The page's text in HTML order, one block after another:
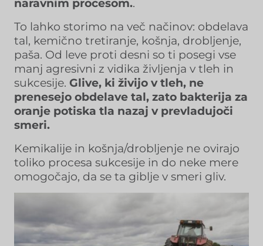
To lahko storimo na več načinov: obdelava
tal, kemično tretiranje, košnja, drobljenje,
paša. Od leve proti desni so ti posegi vse
manj agresivni z vidika življenja v tleh in
sukcesije. Glive, ki živijo v tleh, ne
prenesejo obdelave tal, zato bakterija za
oranje potiska tla nazaj v prevladujoči
smeri.
Kemikalije in košnja/drobljenje ne ovirajo
toliko procesa sukcesije in do neke mere
omogočajo, da se ta giblje v smeri gliv.